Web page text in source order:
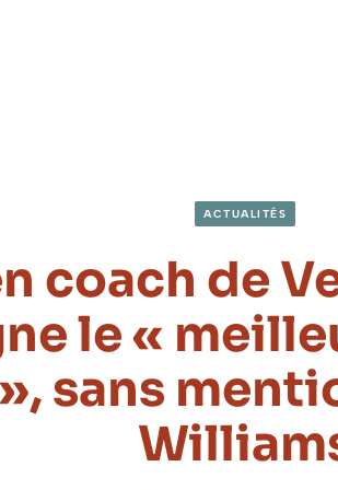
ACTUALITÉS
coach de
le «
sans